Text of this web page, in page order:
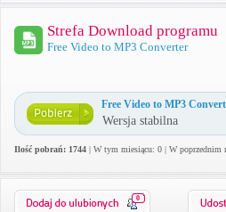
Strefa Download programu
Free Video to MP3 Converter
Free Video to MP3
Wersja stabilna
Ilość pobrań: 1744 | W tym miesiącu: 0 | W poprzednim
0